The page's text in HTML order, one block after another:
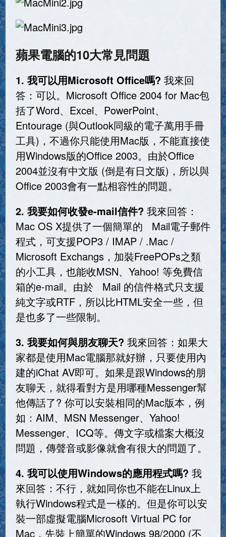
蘋果電腦的10大常見問題
1. 我可以用Microsoft Office嗎? 我來回
答：可以。Microsoft Office 2004 for Mac包
括了Word、Excel、PowerPoint、
Entourage (與Outlook同級的電子萬用手冊
工具)，不過你只能使用Mac版，不能直接使
用Windows版的Office 2003。由於Office
2004並沒有中文版 (倒是有日文版)，所以與
Office 2003會有一點相容性的問題。
2. 我要如何收發e-mail信件? 我來回答：
Mac OS X提供了一個簡單的 Mail電子郵件
程式，可支援POP3 / IMAP / .Mac /
Microsoft Exchangs，加裝FreePOPs之類
的小工具，也能收MSN、Yahoo! 等免費信
箱的e-mail。由於 Mail 的信件格式只支援
純文字或RTF，所以比HTML安全一些，但
是也多了一些限制。
3. 我要如何與朋友聊天? 我來回答：如果大
家都是使用Mac電腦那就好辦，只要使用內
建的iChat AV即可。如果是跟Windows的朋
友聊天，就得看對方是用哪種Messenger幫
他傳話了? 你可以安裝相同的Mac版本，例
如：AIM、MSN Messenger、Yahoo!
Messenger、ICQ等。傳文字或檔案大概沒
問題，傳聲音或影像就會有很大的問題了。
4. 我可以使用Windows的應用程式嗎? 我
來回答：不行，就如同你也不能在Linux上
執行Windows程式是一樣的。但是你可以安
裝一部虛擬電腦Microsoft Virtual PC for
Mac，先裝上簡單的Windows 98/2000 (不